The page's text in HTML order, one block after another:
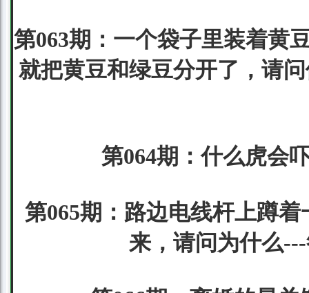
第063期：一个袋子里装着黄
就把黄豆和绿豆分开了，请
第064期：什么虎会
第065期：路边电线杆上蹲
来，请问为什么